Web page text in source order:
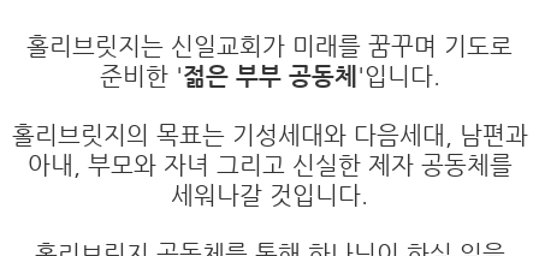
홀리브릿지는 신일교회가 미래를 꿈꾸며 기도로
준비한 '젊은 부부 공동체 '입니다.
홀리브릿지의 목표는 기성세대와 다음세대, 남편과
아내, 부모와 자녀 그리고 신실한 제자 공동체를
세워나갈 것입니다.